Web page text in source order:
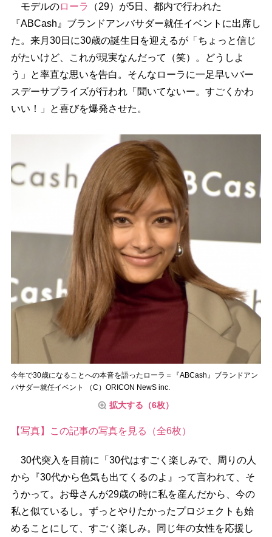
モデルのローラ
（29）が5日、都内で行われた
『ABCash』ブランドアンバサダー就任イベントに出席し
た。来月30日に30歳の誕生日を迎えるが「ちょっと信じ
がたいけど、これが現実なんだって（笑）。どうしよ
う」と率直な思いを告白。そんなローラに一足早いバー
スデーサプライズが行われ「聞いてないー。すごくかわ
いい！」と喜びを爆発させた。
今年で30歳になることへの本音を語ったローラ＝『ABCash』ブランドアン
バサダー就任イベント （C）ORICON NewS inc.
拡大する（6枚）
【写真】この記事の写真を見る（全6枚）
30代突入を目前に「30代はすごく楽しみで、周りの人
から『30代から色気も出てくるのよ』って言われて、そ
うかって。お母さんが29歳の時に私を産んだから、今の
私と似ているし。ずっとやりたかったプロジェクトも始
めることにして、すごく楽しみ。同じ年の女性を応援し